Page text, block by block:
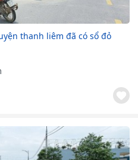
thanh liêm đã có sổ đỏ